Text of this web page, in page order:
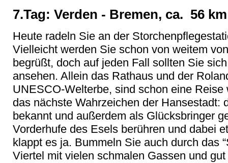
7.Tag: Verden - Bremen, ca. 56 km
Heute radeln Sie an der
Vielleicht werden Sie schon von weitem
begrüßt, doch auf jeden Fall sollten Sie
ansehen. Allein das Rathaus und der
UNESCO-Welterbe, sind schon eine
das nächste Wahrzeichen der Hansestadt:
bekannt und außerdem als Glücksbringer
Vorderhufe des Esels berühren und dabei
klappt es ja. Bummeln Sie auch durch das
Viertel mit vielen schmalen Gassen und